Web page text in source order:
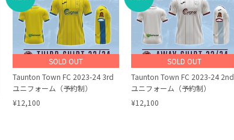
SOLD OUT
Taunton Town FC 2023-24 3rd
ユニフォーム（予約制）
¥12,100
SOLD OUT
Taunton Town FC 2023-24 2nd
ユニフォーム（予約制）
¥12,100